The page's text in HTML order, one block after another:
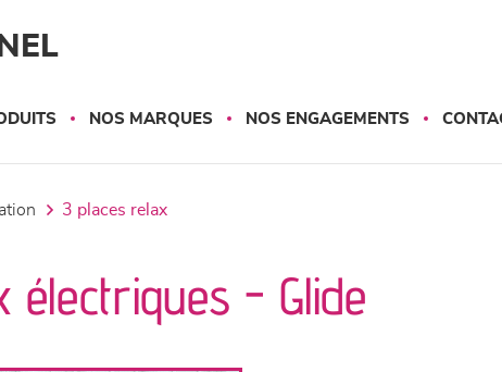
NOS MARQUES NOS ENGAGEMENTS
3 places relax
électriques - Glide